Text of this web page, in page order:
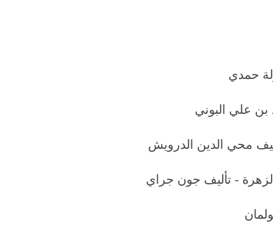
حمدي
علي البوني
محي الدين الدرويش
- تأليف جون جراي